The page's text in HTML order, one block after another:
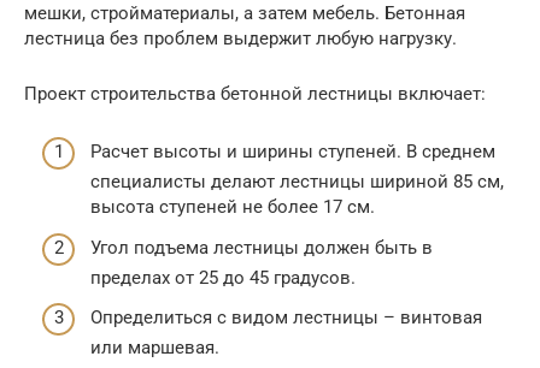
мешки, стройматериалы, а затем мебель. Бетонная
лестница без проблем выдержит любую нагрузку.
Проект строительства бетонной лестницы включает:
Расчет высоты и ширины ступеней. В среднем
специалисты делают лестницы шириной 85 см,
высота ступеней не более 17 см.
Угол подъема лестницы должен быть в
пределах от 25 до 45 градусов.
Определиться с видом лестницы – винтовая
или маршевая.